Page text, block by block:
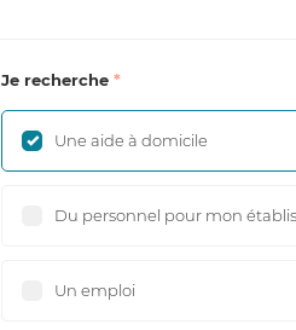
Je recherche
Une aide à domicile
Du personnel pour mon
Un emploi